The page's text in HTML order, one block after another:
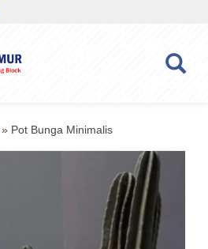
» Pot Bunga Minimalis